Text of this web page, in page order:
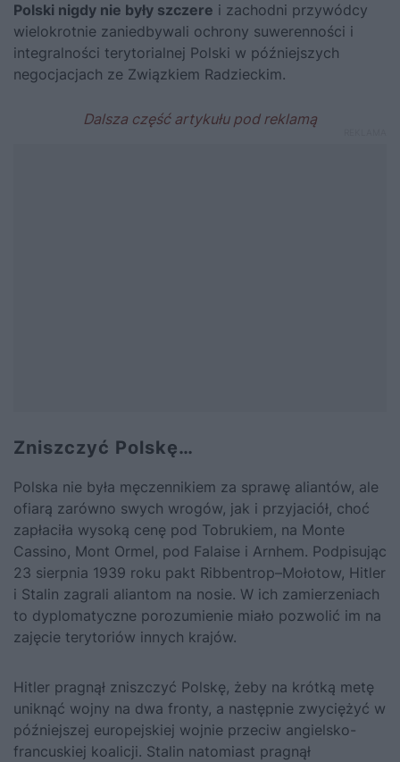
Polski nigdy nie były szczere i zachodni przywódcy
wielokrotnie zaniedbywali ochrony suwerenności i
integralności terytorialnej Polski w późniejszych
negocjacjach ze Związkiem Radzieckim.
Zniszczyć Polskę…
Polska nie była męczennikiem za sprawę aliantów, ale
ofiarą zarówno swych wrogów, jak i przyjaciół, choć
zapłaciła wysoką cenę pod Tobrukiem, na Monte
Cassino, Mont Ormel, pod Falaise i Arnhem. Podpisując
23 sierpnia 1939 roku pakt Ribbentrop–Mołotow, Hitler
i Stalin zagrali aliantom na nosie. W ich zamierzeniach
to dyplomatyczne porozumienie miało pozwolić im na
zajęcie terytoriów innych krajów.
Hitler pragnął zniszczyć Polskę, żeby na krótką metę
uniknąć wojny na dwa fronty, a następnie zwyciężyć w
późniejszej europejskiej wojnie przeciw angielsko-
francuskiej koalicji. Stalin natomiast pragnął